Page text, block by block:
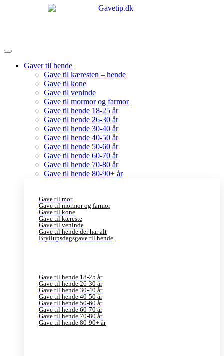
Gaver til hende
Gave til kæresten – hende
Gave til kone
Gave til veninde
Gave til mormor og farmor
Gave til hende 18-25 år
Gave til hende 26-30 år
Gave til hende 30-40 år
Gave til hende 40-50 år
Gave til hende 50-60 år
Gave til hende 60-70 år
Gave til hende 70-80 år
Gave til hende 80-90+ år
Gave til mor
Gave til mormor og farmor
Gave til kone
Gave til kæreste
Gave til veninde
Gave til hende der har alt
Bryllupsdagsgave til hende
Gave til hende 18-25 år
Gave til hende 26-30 år
Gave til hende 30-40 år
Gave til hende 40-50 år
Gave til hende 50-60 år
Gave til hende 60-70 år
Gave til hende 70-80 år
Gave til hende 80-90+ år